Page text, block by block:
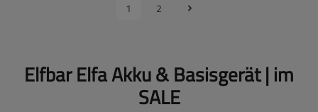
1 2
Elfbar Elfa Akku & Basisgerät | im
SALE